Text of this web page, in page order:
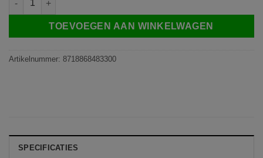
TOEVOEGEN AAN WINKELWAGEN
Artikelnummer: 8718868483300
SPECIFICATIES